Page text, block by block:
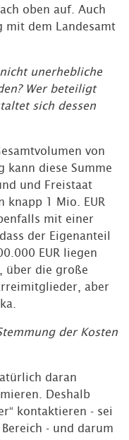
oben auf. Auch
mit dem Landesamt
unerhebliche
Wer beteiligt
sich dessen
von
kann diese Summe
und Freistaat
knapp 1 Mio. EUR
mit einer
der Eigenanteil
EUR liegen
über die große
aber
der Kosten
daran
Deshalb
kontaktieren - sei
- und darum